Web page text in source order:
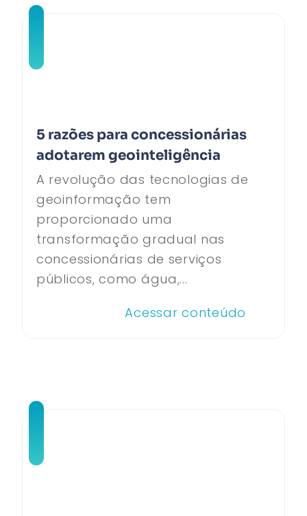
5 razões para concessionárias
adotarem geointeligência
A revolução das tecnologias de
geoinformação tem
proporcionado uma
transformação gradual nas
concessionárias de serviços
públicos, como água,...
Acessar conteúdo